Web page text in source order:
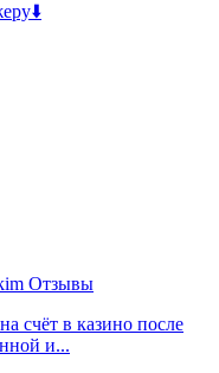
Отзывы
счёт в казино после
и...